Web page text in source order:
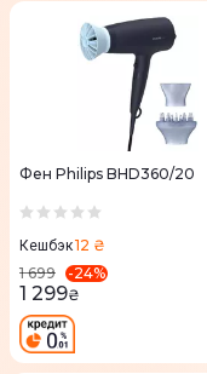
Фен Philips BHD360/20
Кешбэк12 ₴
1 699
-24%
1 299₴